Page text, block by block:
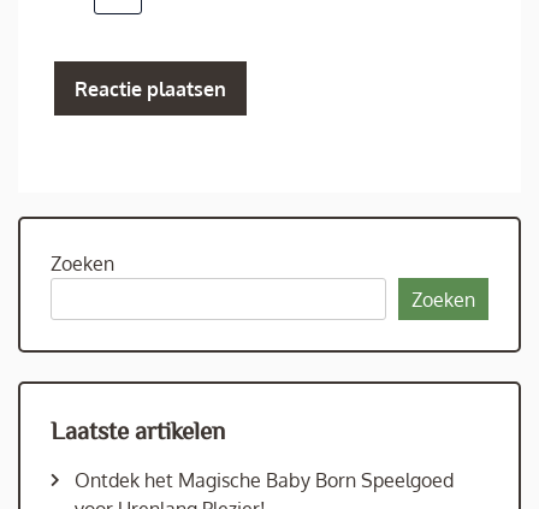
Zoeken
Zoeken
Laatste artikelen
Ontdek het Magische Baby Born Speelgoed